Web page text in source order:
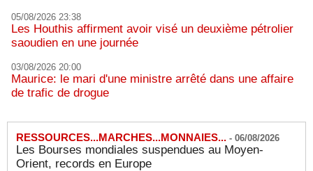
05/08/2026 23:38
Les Houthis affirment avoir visé un deuxième pétrolier
saoudien en une journée
03/08/2026 20:00
Maurice: le mari d'une ministre arrêté dans une affaire
de trafic de drogue
RESSOURCES...MARCHES...MONNAIES... - 06/08/2026
Les Bourses mondiales suspendues au Moyen-
Orient, records en Europe